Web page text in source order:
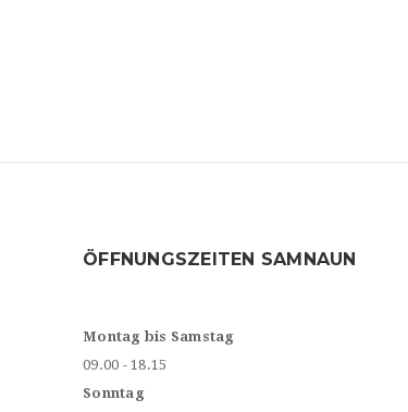
ÖFFNUNGSZEITEN SAMNAUN
Montag bis Samstag
09.00 - 18.15
Sonntag